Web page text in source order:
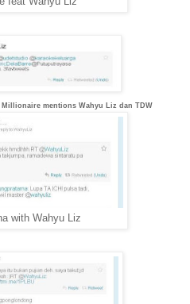
mentions Wahyu Liz dan TDW
with Wahyu Liz